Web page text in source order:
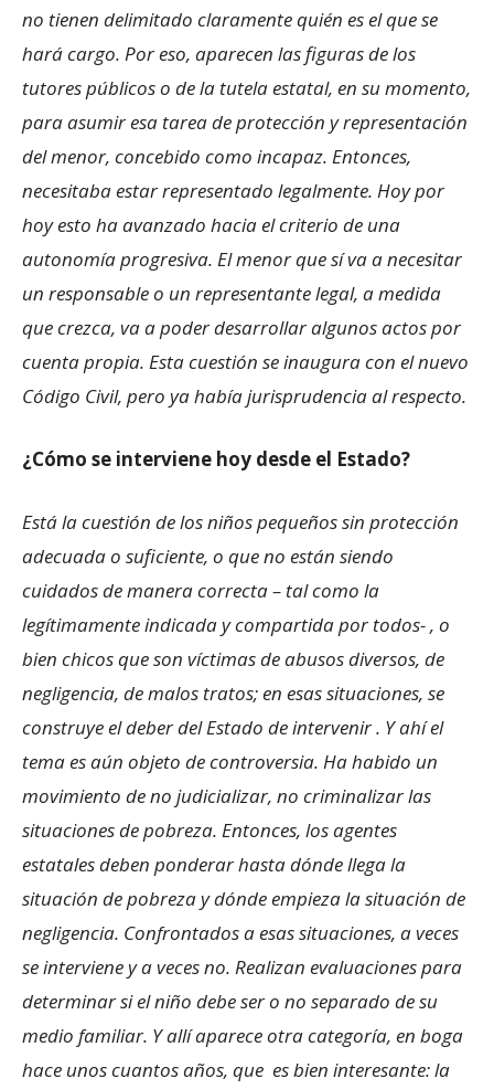
no tienen delimitado claramente quién es el que se
hará cargo. Por eso, aparecen las figuras de los
tutores públicos o de la tutela estatal, en su momento,
para asumir esa tarea de protección y representación
del menor, concebido como incapaz. Entonces,
necesitaba estar representado legalmente. Hoy por
hoy esto ha avanzado hacia el criterio de una
autonomía progresiva. El menor que sí va a necesitar
un responsable o un representante legal, a medida
que crezca, va a poder desarrollar algunos actos por
cuenta propia. Esta cuestión se inaugura con el nuevo
Código Civil, pero ya había jurisprudencia al respecto.
¿Cómo se interviene hoy desde el Estado?
Está la cuestión de los niños pequeños sin protección
adecuada o suficiente, o que no están siendo
cuidados de manera correcta – tal como la
legítimamente indicada y compartida por todos- , o
bien chicos que son víctimas de abusos diversos, de
negligencia, de malos tratos; en esas situaciones, se
construye el deber del Estado de intervenir . Y ahí el
tema es aún objeto de controversia. Ha habido un
movimiento de no judicializar, no criminalizar las
situaciones de pobreza. Entonces, los agentes
estatales deben ponderar hasta dónde llega la
situación de pobreza y dónde empieza la situación de
negligencia. Confrontados a esas situaciones, a veces
se interviene y a veces no. Realizan evaluaciones para
determinar si el niño debe ser o no separado de su
medio familiar. Y allí aparece otra categoría, en boga
hace unos cuantos años, que es bien interesante: la